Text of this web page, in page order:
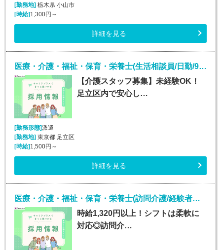
[勤務地] 栃木県 小山市
[時給] 1,300円～
詳細を見る
医療・介護・福祉・保育・栄養士(生活相談員/日勤/9:00～18:00)
【介護スタッフ募集】未経験OK！
足立区内で安心し…
[勤務形態]派遣
[勤務地] 東京都 足立区
[時給] 1,500円～
詳細を見る
医療・介護・福祉・保育・栄養士(訪問介護/経験者歓迎/日勤)
時給1,320円以上！シフトは柔軟に
対応◎訪問介…